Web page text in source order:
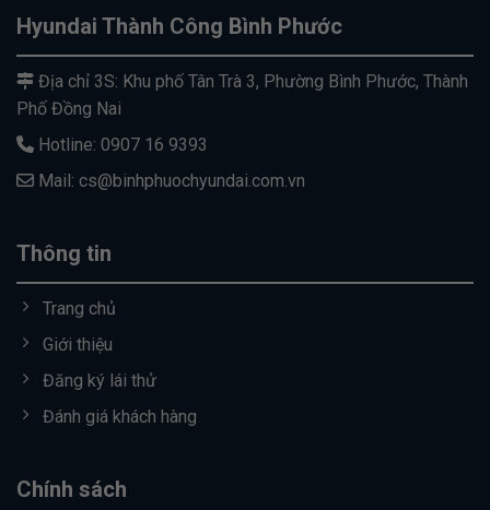
Hyundai Thành Công Bình Phước
Địa chỉ 3S: Khu phố Tân Trà 3, Phường Bình Phước, Thành
Phố Đồng Nai
Hotline: 0907 16 9393
Mail: cs@binhphuochyundai.com.vn
Thông tin
Trang chủ
Giới thiệu
Đăng ký lái thử
Đánh giá khách hàng
Chính sách